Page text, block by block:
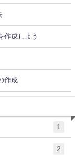
作成しよう
作成
1
2